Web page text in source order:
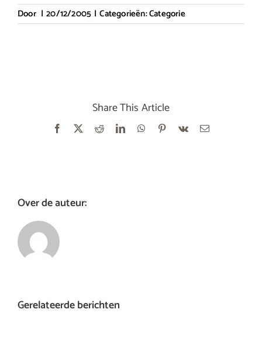
Door | 20/12/2005 | Categorieën:Categorie
Share This Article
Facebook RedditLinkedInWhatsApp
Pinterest
Vk
E-
Over de auteur:
Gerelateerde berichten